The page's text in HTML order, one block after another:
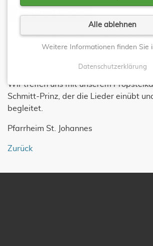
27.01.2024, 15:00
Die Erstkommunionfeiern im April sind
feierlich und schön, wenn wir die
Geschwister, Paten und Großeltern
Wir treffen uns mit unserem
Schmitt-Prinz, der die Lieder einübt
begleitet.
Pfarrheim St. Johannes
Zurück
Alle ablehnen
Weitere Informationen finden Sie
Datenschutzerklärung